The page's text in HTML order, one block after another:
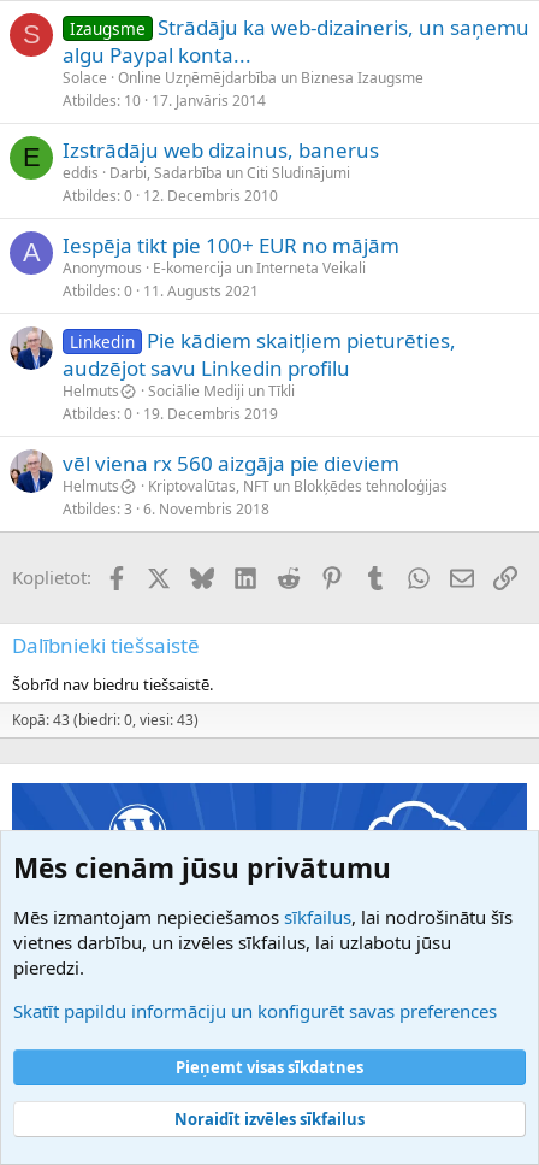
S Izaugsme Strādāju ka web-dizaineris, un saņemu
algu Paypal konta...
Solace Online Uzņēmējdarbība un Biznesa Izaugsme
Atbildes 10 17. Janvāris 2014
E Izstrādāju web dizainus, banerus
eddis
Darbi, Sadarbība un Citi Sludinājumi
Atbildes 0 12. Decembris 2010
A Iespēja tikt pie 100+ EUR no mājām
Anonymous
E-komercija un Interneta Veikali
Atbildes 0 11. Augusts 2021
Linkedin Pie kādiem skaitļiem pieturēties,
audzējot savu Linkedin profilu
Helmuts
Sociālie Mediji un Tīkli
Atbildes 0 19. Decembris 2019
vēl viena rx 560 aizgāja pie dieviem
Helmuts
Kriptovalūtas, NFT un Blokķēdes tehnoloģijas
Atbildes 3 6. Novembris 2018
Koplietot: FacebookX (Twitter)
BlueskyLinkedInReddit PinterestTumblrWhatsApp
E-pasts
Dalībnieki tiešsaistē
Šobrīd nav biedru tiešsaistē.
Kopā: 43 (biedri: 0, viesi: 43)
Mēs cienām jūsu privātumu
Mēs izmantojam nepieciešamos sīkfailus, lai nodrošinātu šīs
vietnes darbību, un izvēles sīkfailus, lai uzlabotu jūsu
pieredzi.
Skatīt papildu informāciju un konfigurēt savas preferences
Pieņemt visas sīkdatnes
Noraidīt izvēles sīkfailus